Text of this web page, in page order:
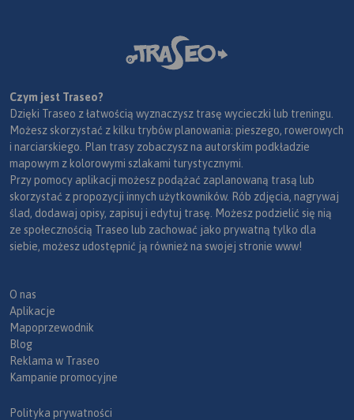
Czym jest Traseo?
Dzięki Traseo z łatwością wyznaczysz trasę wycieczki lub treningu.
Możesz skorzystać z kilku trybów planowania: pieszego, rowerowych
i narciarskiego. Plan trasy zobaczysz na autorskim podkładzie
mapowym z kolorowymi szlakami turystycznymi.
Przy pomocy aplikacji możesz podążać zaplanowaną trasą lub
skorzystać z propozycji innych użytkowników. Rób zdjęcia, nagrywaj
ślad, dodawaj opisy, zapisuj i edytuj trasę. Możesz podzielić się nią
ze społecznością Traseo lub zachować jako prywatną tylko dla
siebie, możesz udostępnić ją również na swojej stronie www!
O nas
Aplikacje
Mapoprzewodnik
Blog
Reklama w Traseo
Kampanie promocyjne
Polityka prywatności